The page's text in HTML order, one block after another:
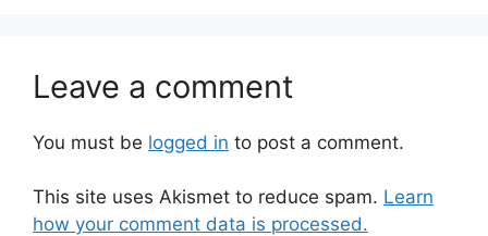
Leave a comment
You must be logged in to post a comment.
This site uses Akismet to reduce spam. Learn
how your comment data is processed.